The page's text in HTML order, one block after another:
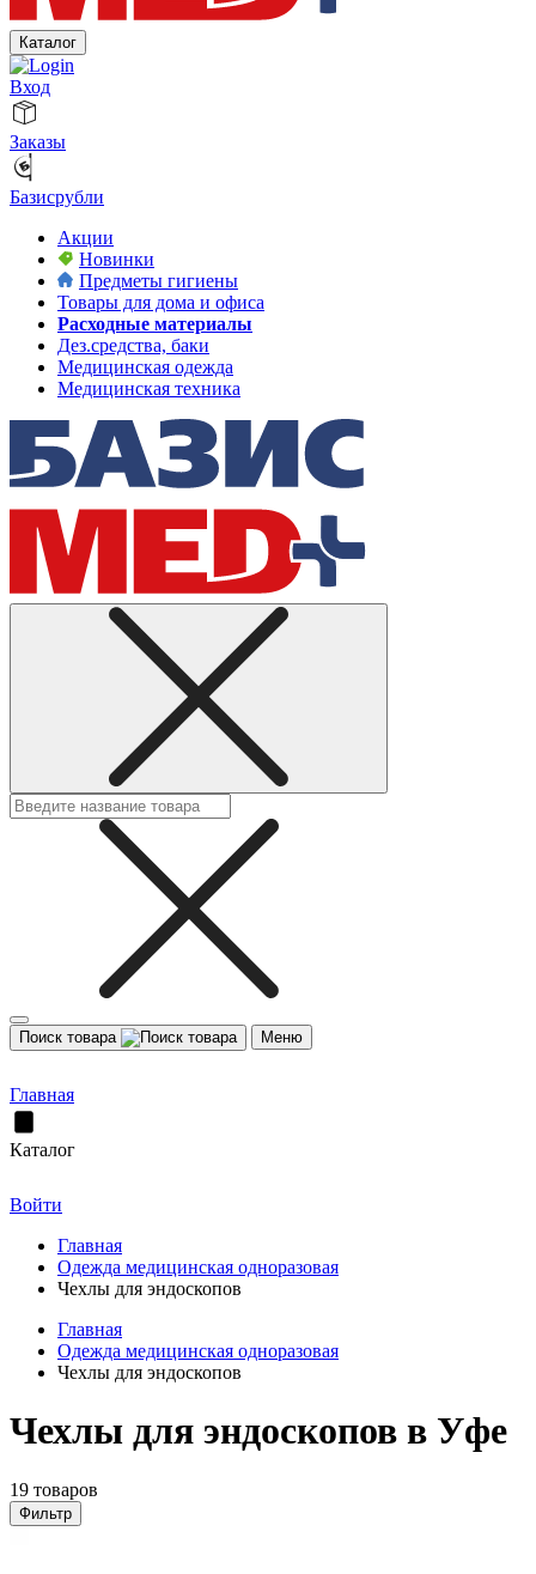
Каталог
Вход
Заказы
Базисрубли
Акции
Новинки
Предметы гигиены
Товары для дома и офиса
Расходные материалы
Дез.средства, баки
Медицинская одежда
Медицинская техника
Поиск товара Меню
Главная
Каталог
Войти
Главная
Одежда медицинская одноразовая
Чехлы для эндоскопов
Главная
Одежда медицинская одноразовая
Чехлы для эндоскопов
Чехлы для эндоскопов в Уфе
19 товаров
Фильтр